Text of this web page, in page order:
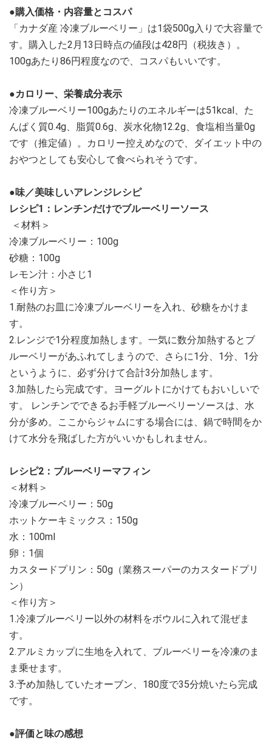
●購入価格・内容量とコスパ
「カナダ産 冷凍ブルーベリー」は1袋500g入りで大容量で
す。購入した2月13日時点の値段は428円（税抜き）。
100gあたり86円程度なので、コスパもいいです。
●カロリー、栄養成分表示
冷凍ブルーベリー100gあたりのエネルギーは51kcal、た
んぱく質0.4g、脂質0.6g、炭水化物12.2g、食塩相当量0g
です（推定値）。カロリー控えめなので、ダイエット中の
おやつとしても安心して食べられそうです。
●味／美味しいアレンジレシピ
レシピ1：レンチンだけでブルーベリーソース
＜材料＞
冷凍ブルーベリー：100g
砂糖：100g
レモン汁：小さじ1
＜作り方＞
1.耐熱のお皿に冷凍ブルーベリーを入れ、砂糖をかけま
す。
2.レンジで1分程度加熱します。一気に数分加熱するとブ
ルーベリーがあふれてしまうので、さらに1分、1分、1分
というように、必ず分けて合計3分加熱します。
3.加熱したら完成です。ヨーグルトにかけてもおいしいで
す。 レンチンでできるお手軽ブルーベリーソースは、水
分が多め。ここからジャムにする場合には、鍋で時間をか
けて水分を飛ばした方がいいかもしれません。
レシピ2：ブルーベリーマフィン
＜材料＞
冷凍ブルーベリー：50g
ホットケーキミックス：150g
水：100ml
卵：1個
カスタードプリン：50g（業務スーパーのカスタードプリ
ン）
＜作り方＞
1.冷凍ブルーベリー以外の材料をボウルに入れて混ぜま
す。
2.アルミカップに生地を入れて、ブルーベリーを冷凍のま
ま乗せます。
3.予め加熱していたオーブン、180度で35分焼いたら完成
です。
●評価と味の感想